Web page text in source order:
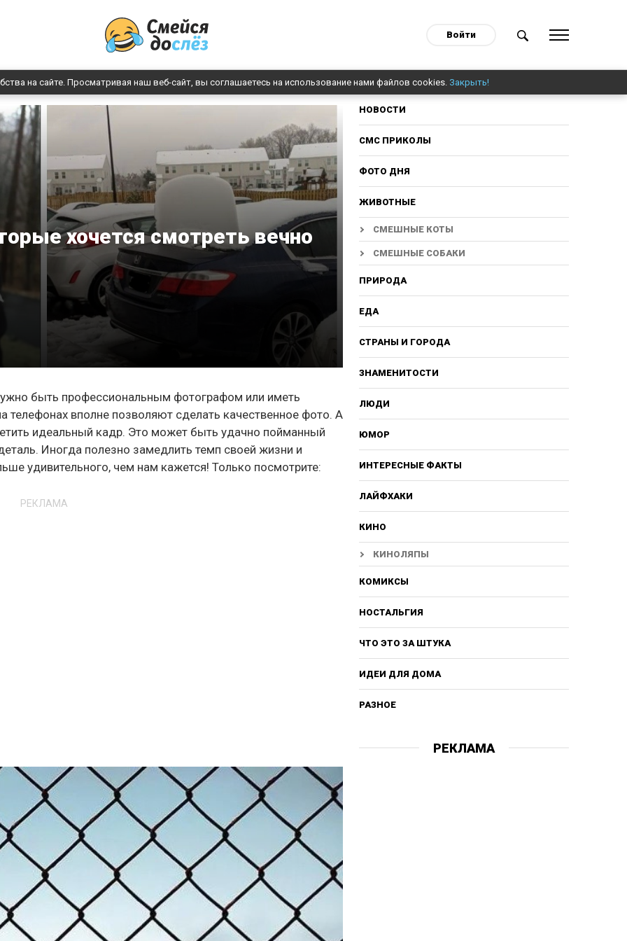
Войти
на сайте. Просматривая наш веб-сайт, вы соглашаетесь на использование нами файлов cookies. Закрыть!
хочется смотреть вечно
быть профессиональным фотографом или иметь
вполне позволяют сделать качественное фото. А
идеальный кадр. Это может быть удачно пойманный
Иногда полезно замедлить темп своей жизни и
удивительного, чем нам кажется! Только посмотрите:
РЕКЛАМА
НОВОСТИ
СМС ПРИКОЛЫ
ФОТО ДНЯ
ЖИВОТНЫЕ
СМЕШНЫЕ КОТЫ
СМЕШНЫЕ СОБАКИ
ПРИРОДА
ЕДА
СТРАНЫ И ГОРОДА
ЗНАМЕНИТОСТИ
ЛЮДИ
ЮМОР
ИНТЕРЕСНЫЕ ФАКТЫ
ЛАЙФХАКИ
КИНО
КИНОЛЯПЫ
КОМИКСЫ
НОСТАЛЬГИЯ
ЧТО ЭТО ЗА ШТУКА
ИДЕИ ДЛЯ ДОМА
РАЗНОЕ
РЕКЛАМА